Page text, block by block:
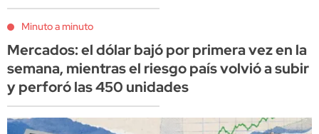
Minuto a minuto
Mercados: el dólar bajó por primera vez en la
semana, mientras el riesgo país volvió a subir
y perforó las 450 unidades